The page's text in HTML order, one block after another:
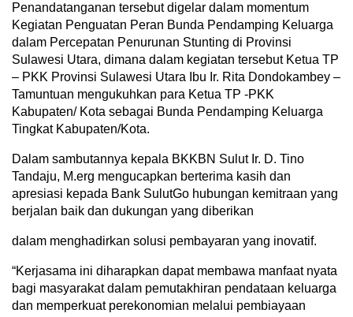
Penandatanganan tersebut digelar dalam momentum
Kegiatan Penguatan Peran Bunda Pendamping Keluarga
dalam Percepatan Penurunan Stunting di Provinsi
Sulawesi Utara, dimana dalam kegiatan tersebut Ketua TP
– PKK Provinsi Sulawesi Utara Ibu Ir. Rita Dondokambey –
Tamuntuan mengukuhkan para Ketua TP -PKK
Kabupaten/ Kota sebagai Bunda Pendamping Keluarga
Tingkat Kabupaten/Kota.
Dalam sambutannya kepala BKKBN Sulut Ir. D. Tino
Tandaju, M.erg mengucapkan berterima kasih dan
apresiasi kepada Bank SulutGo hubungan kemitraan yang
berjalan baik dan dukungan yang diberikan
dalam menghadirkan solusi pembayaran yang inovatif.
“Kerjasama ini diharapkan dapat membawa manfaat nyata
bagi masyarakat dalam pemutakhiran pendataan keluarga
dan memperkuat perekonomian melalui pembiayaan